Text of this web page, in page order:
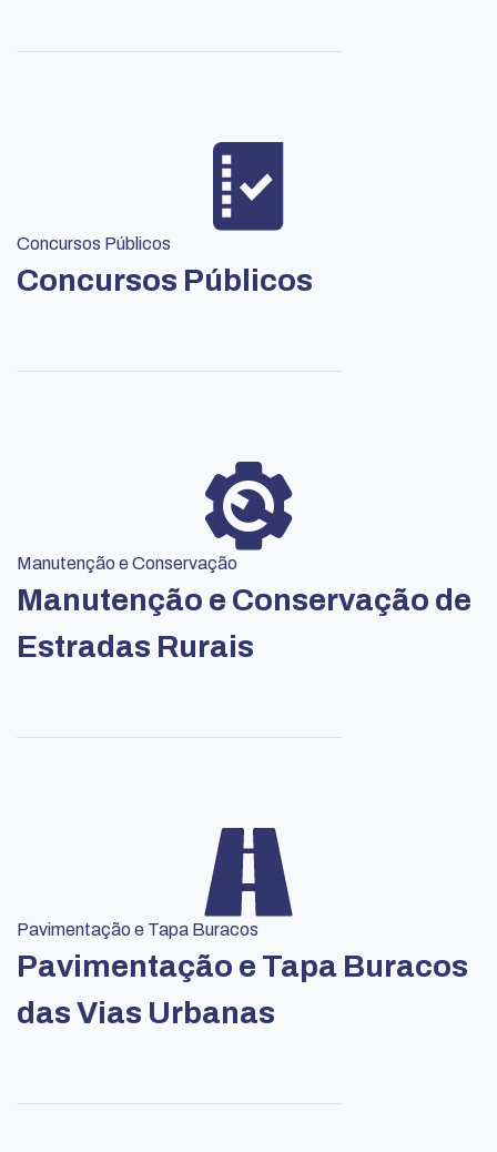
Concursos Públicos
Concursos Públicos
Manutenção e Conservação
Manutenção e Conservação de
Estradas Rurais
Pavimentação e Tapa Buracos
Pavimentação e Tapa Buracos
das Vias Urbanas